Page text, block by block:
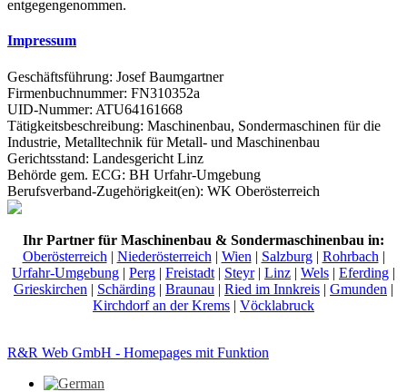
entgegengenommen.
Impressum
Geschäftsführung: Josef Baumgartner
Firmenbuchnummer: FN310352a
UID-Nummer: ATU64161668
Tätigkeitsbeschreibung: Maschinenbau, Sondermaschinen für die
Industrie, Metalltechnik für Metall- und Maschinenbau
Gerichtsstand: Landesgericht Linz
Behörde gem. ECG: BH Urfahr-Umgebung
Berufsverband-Zugehörigkeit(en): WK Oberösterreich
Ihr Partner für Maschinenbau & Sondermaschinenbau in:
Oberösterreich | Niederösterreich | Wien | Salzburg| Rohrbach |
Urfahr-Umgebung | Perg | Freistadt | Steyr| Linz | Wels | Eferding |
Grieskirchen | Schärding | Braunau | Ried im Innkreis | Gmunden |
Kirchdorf an der Krems | Vöcklabruck
R&R Web GmbH - Homepages mit Funktion